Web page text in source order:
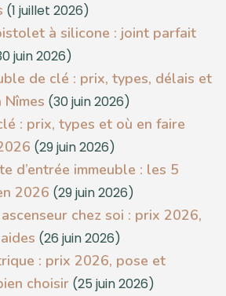
(1 juillet 2026)
à silicone : joint parfait
juin 2026)
de clé : prix, types, délais et
(30 juin 2026)
: prix, types et où en faire
(29 juin 2026)
d’entrée immeuble : les 5
2026 (29 juin 2026)
chez soi : prix 2026,
(26 juin 2026)
: prix 2026, pose et
choisir (25 juin 2026)